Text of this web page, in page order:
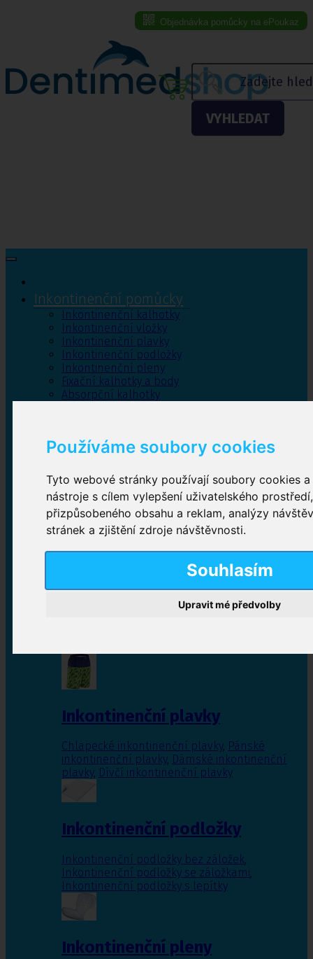
Používáme soubory cookies
Tyto webové stránky používají soubory cookies
nástroje s cílem vylepšení uživatelského
přizpůsobeného obsahu a reklam, analýzy
stránek a zjištění zdroje návštěvnosti.
Souhlasím
Upravit mé předvolby
Objednávka pomůcky na ePoukaz
VYHLEDAT
Inkontinenční pomůcky
Inkontinenční kalhotky
Inkontinenční vložky
Inkontinenční plavky
Inkontinenční podložky
Inkontinenční pleny
Fixační kalhotky a body
Absorpční kalhotky
Inkontinenční kalhotky
Plenkové kalhotky navlékací,Plenkové kalhotky
zalepovací,Inkontinenční kalhotky dámské
Inkontinenční vložky
Inkontinenční plavky
Chlapecké inkontinenční plavky, Pánské
inkontinenční plavky, Dámské inkontinenční
plavky, Dívčí inkontinenční plavky
Inkontinenční podložky
Inkontinenční podložky bez záložek,
Inkontinenční podložky se záložkami,
Inkontinenční podložky s lepítky
Inkontinenční pleny